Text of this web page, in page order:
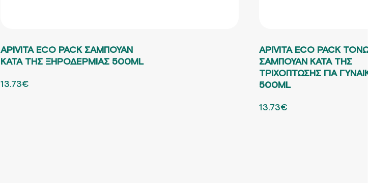
APIVITA ECO PACK ΣΑΜΠΟΥΑΝ
ΚΑΤΑ ΤΗΣ ΞΗΡΟΔΕΡΜΙΑΣ 500ML
ORIGINAL PRICE WAS: 19.62€.
13.73€
APIVITA ECO PACK
ΣΑΜΠΟΥΑΝ ΚΑΤΑ ΤΗΣ
ΤΡΙΧΟΠΤΩΣΗΣ ΓΙΑ
500ML
ORIGINAL PRICE WAS:
13.73€